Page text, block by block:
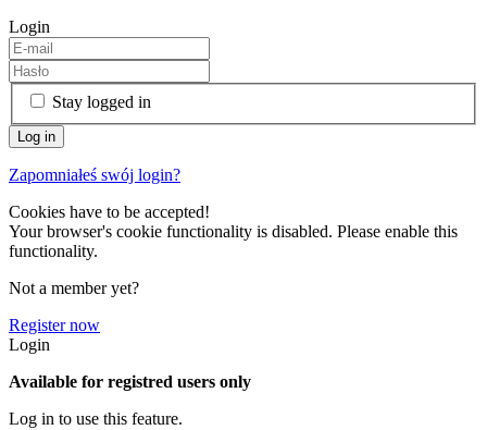
Login
Stay logged in
Zapomniałeś swój login?
Cookies have to be accepted!
Your browser's cookie functionality is disabled. Please enable this
functionality.
Not a member yet?
Register now
Login
Available for registred users only
Log in to use this feature.